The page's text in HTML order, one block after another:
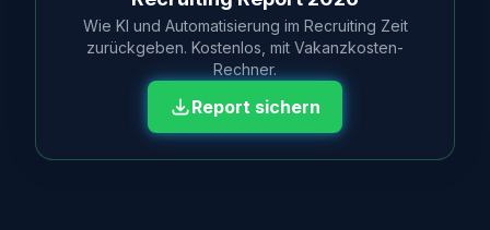
Wie KI und Automatisierung im Recruiting Zeit
zurückgeben. Kostenlos, mit Vakanzkosten-
Rechner.
Report sichern